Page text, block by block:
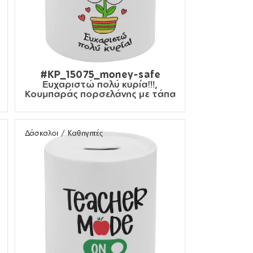
#KP_15075_money-safe
Ευχαριστώ πολύ κυρία!!!,
Κουμπαράς πορσελάνης με τάπα
Δάσκαλοι / Καθηγητές